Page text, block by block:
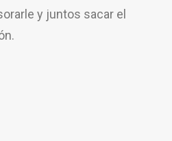
y juntos sacar el